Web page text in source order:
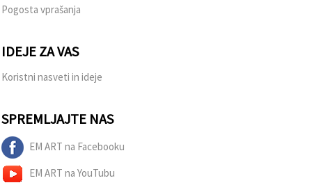
Pogosta vprašanja
IDEJE ZA VAS
Koristni nasveti in ideje
SPREMLJAJTE NAS
EM ART na Facebooku
EM ART na YouTubu